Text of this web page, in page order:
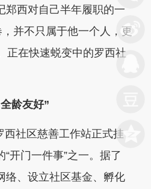
郑西对自己半年履职的一
并不只属于他一个人，更
正在快速蜕变中的罗西社
龄友好”
社区慈善工作站正式挂
开门一件事”之一。据了
络、设立社区基金、孵化